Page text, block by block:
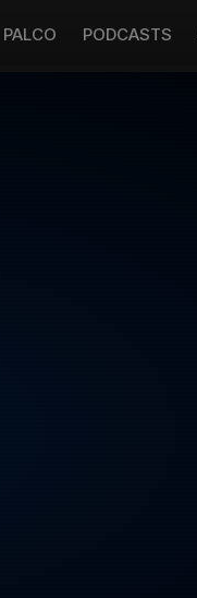
PALCO PODCASTS